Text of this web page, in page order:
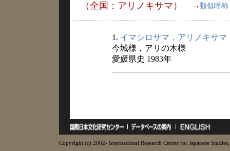
（全国：アリノキサマ） → 類似呼称
1. イマシロサマ，アリノキサマ
今城様，アリの木様
愛媛県史 1983年
Copyright (c) 2002- International Research Center for Japanese